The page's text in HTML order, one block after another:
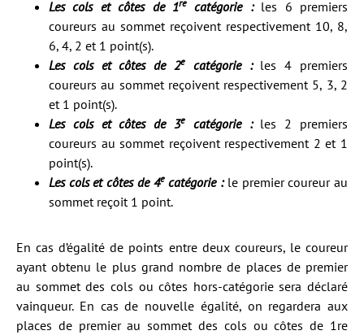
Les cols et côtes de 1re catégorie :les 6 premiers
coureurs au sommet reçoivent respectivement 10, 8,
6, 4, 2 et 1 point(s).
Les cols et côtes de 2e catégorie :les 4 premiers
coureurs au sommet reçoivent respectivement 5, 3, 2
et 1 point(s).
Les cols et côtes de 3e catégorie : les 2 premiers
coureurs au sommet reçoivent respectivement 2 et 1
point(s).
Les cols et côtes de 4ecatégorie :le premier coureur au
sommet reçoit 1 point.
En cas d’égalité de points entre deux coureurs, le coureur
ayant obtenu le plus grand nombre de places de premier
au sommet des cols ou côtes hors-catégorie sera déclaré
vainqueur. En cas de nouvelle égalité, on regardera aux
places de premier au sommet des cols ou côtes de 1re